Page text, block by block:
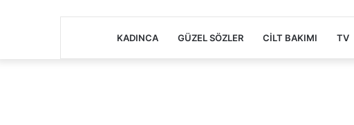
KADINCA GÜZEL SÖZLER CILT BAKIMI TV